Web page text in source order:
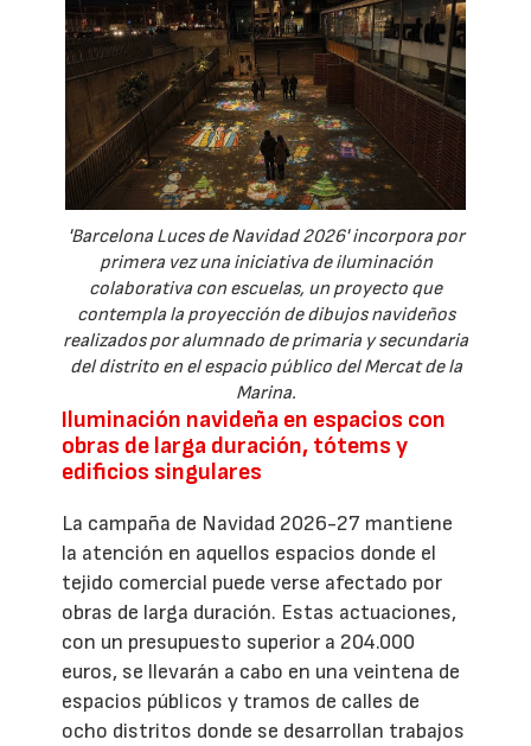
'Barcelona Luces de Navidad 2026' incorpora por
primera vez una iniciativa de iluminación
colaborativa con escuelas, un proyecto que
contempla la proyección de dibujos navideños
realizados por alumnado de primaria y secundaria
del distrito en el espacio público del Mercat de la
Marina.
Iluminación navideña en espacios con
obras de larga duración, tótems y
edificios singulares
La campaña de Navidad 2026-27 mantiene
la atención en aquellos espacios donde el
tejido comercial puede verse afectado por
obras de larga duración. Estas actuaciones,
con un presupuesto superior a 204.000
euros, se llevarán a cabo en una veintena de
espacios públicos y tramos de calles de
ocho distritos donde se desarrollan trabajos